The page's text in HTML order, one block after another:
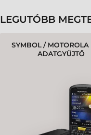
LEGUTÓBB
SYMBOL / MOTOROLA
ADATGYŰJTŐ